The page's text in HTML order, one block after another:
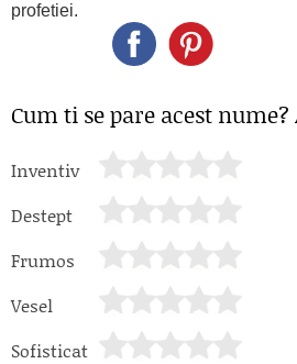
profetiei.
Cum ti se pare acest
Inventiv
Destept
Frumos
Vesel
Sofisticat